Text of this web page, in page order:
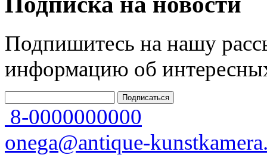
Подпишитесь на нашу
информацию об
8-0000000000
onega@antique-